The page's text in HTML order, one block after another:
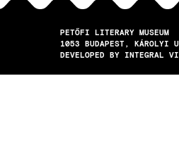
PETŐFI LITERARY MUSEUM
1053
BUDAPEST
KÁROLYI
DEVELOPED BY INTEGRAL